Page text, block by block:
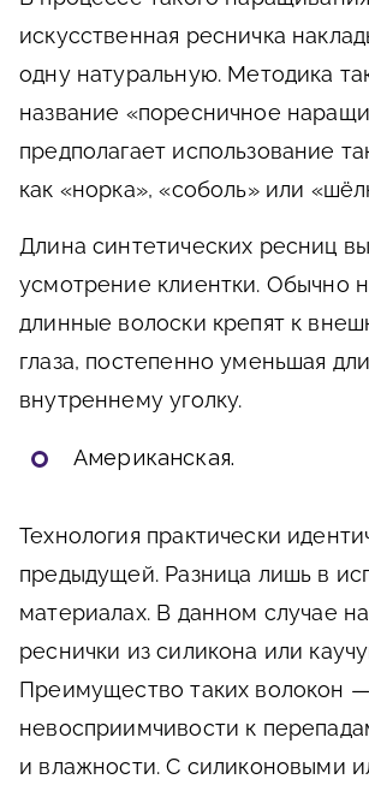
искусственная ресничка
одну натуральную. Методика
название «поресничное
предполагает использование
как «норка», «соболь» или
Длина синтетических ресниц
усмотрение клиентки. Обычно
длинные волоски крепят к
глаза, постепенно уменьшая
внутреннему уголку.
Американская.
Технология практически
предыдущей. Разница лишь в
материалах. В данном случае
реснички из силикона или
Преимущество таких волокон
невосприимчивости к
и влажности. С силиконовыми